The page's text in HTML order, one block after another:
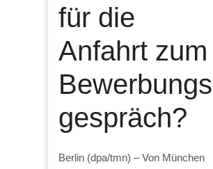
für die
Anfahrt zum
Bewerbungs
gespräch?
Berlin (dpa/tmn) – Von München